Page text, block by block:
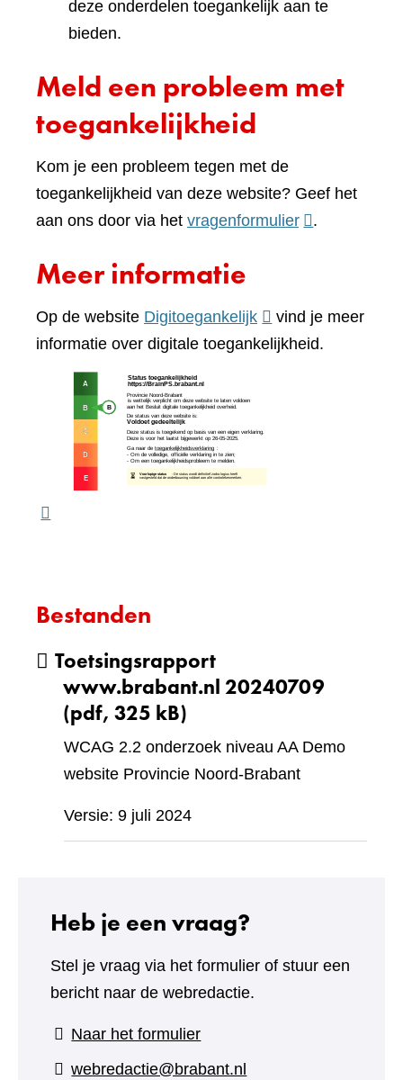
deze onderdelen toegankelijk aan te
bieden.
Meld een probleem met
toegankelijkheid
Kom je een probleem tegen met de
toegankelijkheid van deze website? Geef het
aan ons door via het vragenformulier(verwijst
website)
.
Meer informatie
Op de website Digitoegankelijk(verwijst
naar
vind je meer
informatie over digitale toegankelijkheid.
Bestanden
Toetsingsrapport
www.brabant.nl 20240709
(pdf, 325 kB)
WCAG 2.2 onderzoek niveau AA Demo
website Provincie Noord-Brabant
Versie: 9 juli 2024
Heb je een vraag?
Stel je vraag via het formulier of stuur een
bericht naar de webredactie.
Naar het formulier(verwijst
naar
webredactie@brabant.nl